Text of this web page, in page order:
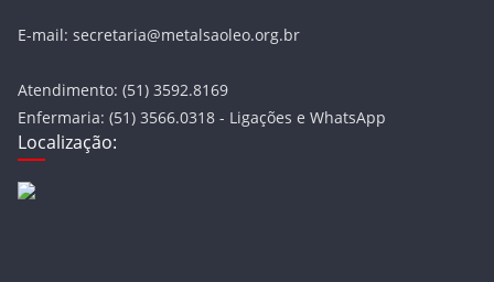
E-mail: secretaria@metalsaoleo.org.br
Atendimento: (51) 3592.8169
Enfermaria: (51) 3566.0318 - Ligações e WhatsApp
Localização: